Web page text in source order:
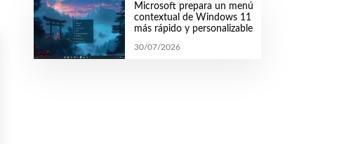
Microsoft prepara un menú
contextual de Windows 11
más rápido y personalizable
30/07/2026